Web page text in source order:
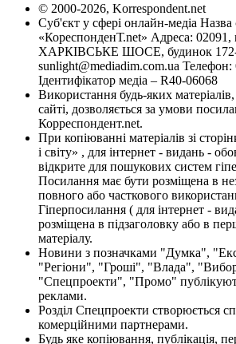
© 2000-2026, Korrespondent.net
Суб'єкт у сфері онлайн-медіа
«КореспонденТ.net» Адреса: 02091,
ХАРКІВСЬКЕ ШОСЕ, будинок 172-
sunlight@mediadim.com.ua Телефон:
Ідентифікатор медіа – R40-06068
Використання будь-яких
сайті, дозволяється за умови
Корреспондент.net.
При копіюванні матеріалів зі
і світу» , для інтернет - видань -
відкрите для пошукових систем
Посилання має бути розміщена в
повного або часткового
Гіперпосилання ( для інтернет -
розміщена в підзаголовку або в
матеріалу.
Новини з позначками "Думка",
"Регіони", "Гроші", "Влада",
"Спецпроекти", "Промо"
реклами.
Розділ Спецпроекти створюється
комерційними партнерами.
Будь яке копіювання, публікація,